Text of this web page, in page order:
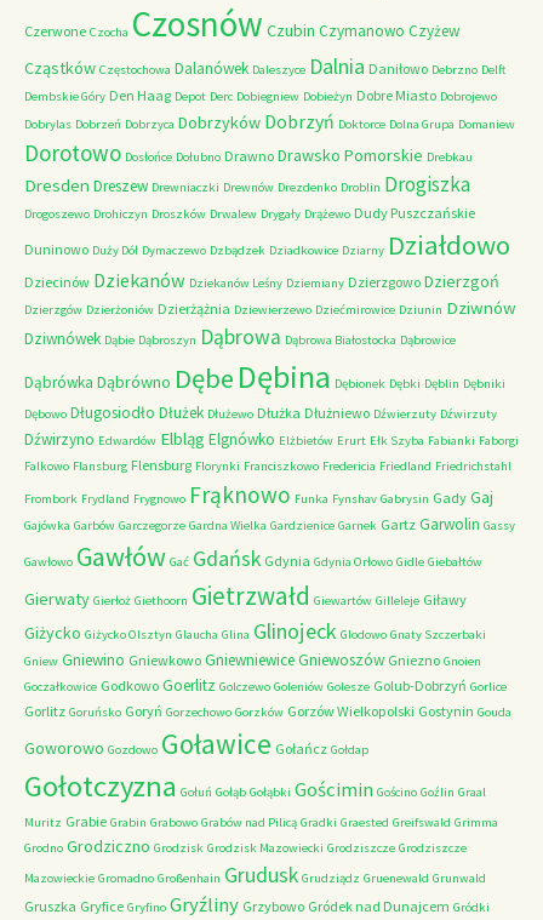
Czerwone Czocha Czosnów Czubin Czymanowo Czyżew
Cząstków Częstochowa Dalanówek Daleszyce Dalnia Daniłowo Debrzno Delft
Dembskie Góry Den Haag Depot Derc Dobiegniew Dobieżyn Dobre Miasto Dobrojewo
Dobrylas Dobrzeń Dobrzyca Dobrzyków Dobrzyń Doktorce Dolna Grupa Domaniew
Dorotowo Dosłońce Dołubno Drawno Drawsko Pomorskie Drebkau
Dresden Dreszew Drewniaczki Drewnów Drezdenko Droblin Drogiszka
Drogoszewo Drohiczyn Droszków Drwalew Drygały Drążewo Dudy Puszczańskie
Duninowo Duży Dół Dymaczewo Dzbądzek Dziadkowice Dziarny Działdowo
Dziecinów Dziekanów Dziekanów Leśny Dziemiany Dzierzgowo Dzierzgoń
Dzierzgów Dzierżoniów Dzierżążnia Dziewierzewo Dziećmirowice Dziunin Dziwnów
Dziwnówek Dąbie Dąbroszyn Dąbrowa Dąbrowa Białostocka Dąbrowice
Dąbrówka Dąbrówno Dębe Dębina Dębionek Dębki Dęblin Dębniki
Dębowo Długosiodło Dłużek Dłużewo Dłużka Dłużniewo Dźwierzuty Dźwirzuty
Dźwirzyno Edwardów Elbląg Elgnówko Elżbietów Erurt Ełk Szyba Fabianki Faborgi
Falkowo Flansburg Flensburg Florynki Franciszkowo Fredericia Friedland Friedrichstahl
Frombork Frydland Frygnowo Frąknowo Funka Fynshav Gabrysin Gady Gaj
Gajówka Garbów Garczegorze Gardna Wielka Gardzienice Garnek Gartz Garwolin Gassy
Gawłowo Gawłów Gać Gdańsk Gdynia Gdynia Orłowo Gidle Giebałtów
Gierwaty Gierłoż Giethoorn Gietrzwałd Giewartów Gilleleje Giławy
Giżycko Giżycko Olsztyn Glaucha Glina Glinojeck Glodowo Gnaty Szczerbaki
Gniew Gniewino Gniewkowo GniewniewiceGniewoszów Gniezno Gnoien
Goczałkowice Godkowo Goerlitz Golczewo Goleniów Golesze Golub-Dobrzyń Gorlice
Gorlitz Goruńsko Goryń Gorzechowo Gorzków Gorzów Wielkopolski Gostynin Gouda
Goworowo Gozdowo Goławice Gołańcz Gołdap
Gołotczyzna Gołuń Gołąb Gołąbki Gościmin Gościno Goźlin Graal
Muritz Grabie Grabin Grabowo Grabów nad Pilicą Gradki Graested Greifswald Grimma
Grodno Grodziczno Grodzisk Grodzisk Mazowiecki Grodziszcze Grodziszcze
Mazowieckie Gromadno Großenhain Grudusk Grudziądz Gruenewald Grunwald
Gruszka Gryfice Gryfino Gryźliny Grzybowo Gródek nad Dunajcem Gródki